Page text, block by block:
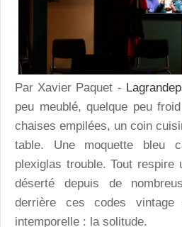
Par Xavier Paquet -
peu meublé, quelque peu
chaises empilées, un coin
table. Une moquette bleu
plexiglas trouble. Tout respire
déserté depuis de
derrière ces codes
intemporelle : la solitude.